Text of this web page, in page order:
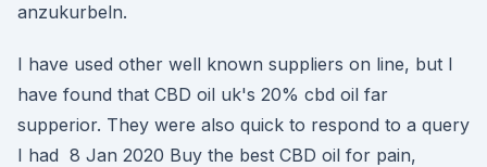
anzukurbeln.
I have used other well known suppliers on line, but I
have found that CBD oil uk's 20% cbd oil far
supperior. They were also quick to respond to a query
I had 8 Jan 2020 Buy the best CBD oil for pain,